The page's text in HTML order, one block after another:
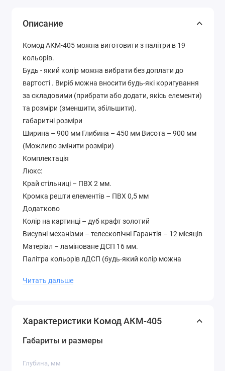
Описание
Комод АКМ-405 можна виготовити з палітри в 19
кольорів.
Будь - який колір можна вибрати без доплати до
вартості . Виріб можна вносити будь-які коригування
за складовими (прибрати або додати, якісь елементи)
та розміри (зменшити, збільшити).
габаритні розміри
Ширина – 900 мм Глибина – 450 мм Висота – 900 мм
(Можливо змінити розміри)
Комплектація
Люкс:
Край стільниці – ПВХ 2 мм.
Кромка решти елементів – ПВХ 0,5 мм
Додатково
Колір на картинці – дуб крафт золотий
Висувні механізми – телескопічні Гарантія – 12 місяців
Матеріал – ламіноване ДСП 16 мм.
Палітра кольорів лДСП (будь-який колір можна
Читать дальше
Характеристики Комод АКМ-405
Габариты и размеры
Глубина, мм